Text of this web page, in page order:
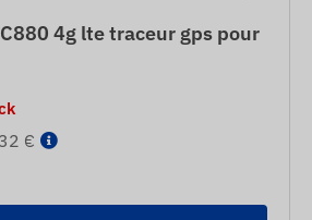
4g lte traceur gps pour
€